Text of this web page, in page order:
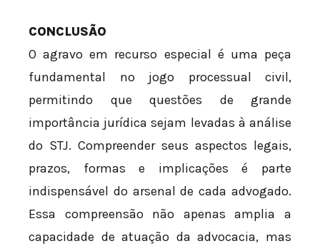
CONCLUSÃO
O agravo em recurso especial é uma peça
fundamental no jogo processual civil,
permitindo que questões de grande
importância jurídica sejam levadas à análise
do STJ. Compreender seus aspectos legais,
prazos, formas e implicações é parte
indispensável do arsenal de cada advogado.
Essa compreensão não apenas amplia a
capacidade de atuação da advocacia, mas